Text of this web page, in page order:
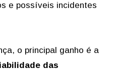
e possíveis incidentes
o principal ganho é a
das